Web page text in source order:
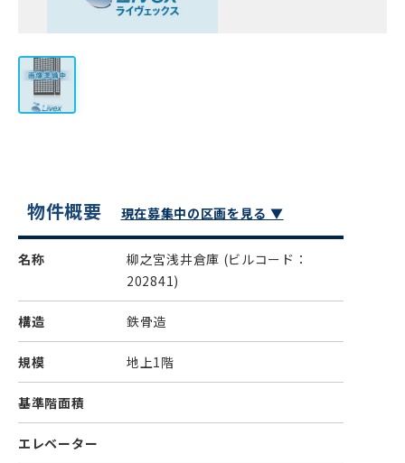
物件概要 現在募集中の区画を見る ▼
名称 柳之宮浅井倉庫 (ビルコード：
202841)
構造 鉄骨造
規模 地上1階
基準階面積
エレベーター